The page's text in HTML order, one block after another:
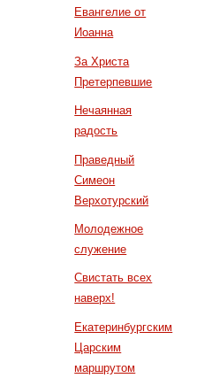
Евангелие от
Иоанна
За Христа
Претерпевшие
Нечаянная
радость
Праведный
Симеон
Верхотурский
Молодежное
служение
Свистать всех
наверх!
Екатеринбургским
Царским
маршрутом